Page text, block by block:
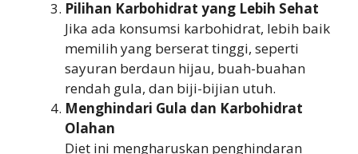
Pilihan Karbohidrat yang Lebih Sehat
Jika ada konsumsi karbohidrat, lebih baik
memilih yang berserat tinggi, seperti
sayuran berdaun hijau, buah-buahan
rendah gula, dan biji-bijian utuh.
Menghindari Gula dan Karbohidrat
Olahan
Diet ini mengharuskan penghindaran